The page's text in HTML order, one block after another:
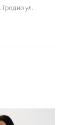
Гродно ул.